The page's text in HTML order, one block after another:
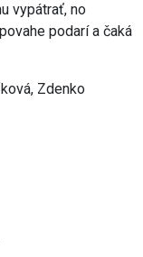
vypátrať, no
podarí a čaká
Zdenko